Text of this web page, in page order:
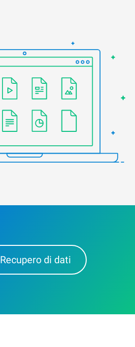
Recupero di dati